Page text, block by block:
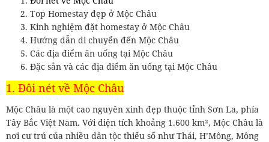
Top Homestay đẹp ở Mộc Châu
Kinh nghiệm đặt homestay ở Mộc Châu
Hướng dẫn di chuyển đến Mộc Châu
Các địa điểm ăn uống tại Mộc Châu
Đặc sản và các địa điểm ăn uống tại Mộc Châu
1. Đôi nét về Mộc Châu
Mộc Châu là một cao nguyên xinh đẹp thuộc tỉnh Sơn La, phía
Tây Bắc Việt Nam. Với diện tích khoảng 1.600 km², Mộc Châu là
nơi cư trú của nhiều dân tộc thiểu số như Thái, H’Mông, Mông